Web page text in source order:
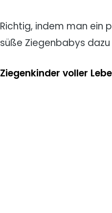
Richtig, indem man ein
süße Ziegenbabys
Ziegenkinder voller